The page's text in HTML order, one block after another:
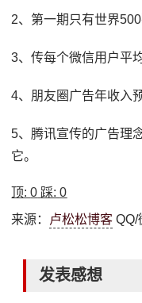
2、第一期只有世界
3、传每个微信用户平
4、朋友圈广告年收入
5、腾讯宣传的广告理
它。
顶:0 踩:0
来源： 卢松松博客 QQ/
发表感想